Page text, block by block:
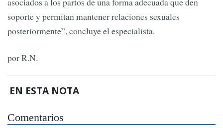
soporte y permitan mantener relaciones sexuales
posteriormente”, concluye el especialista.
por R.N.
EN ESTA NOTA
Comentarios